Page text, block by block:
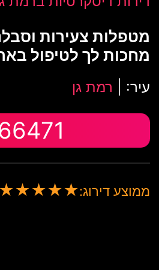
מטפלות צעירות
מחכות לך לטיפול
עיר: | רמת גן
ממוצע דירוג:★
★
★
★
★